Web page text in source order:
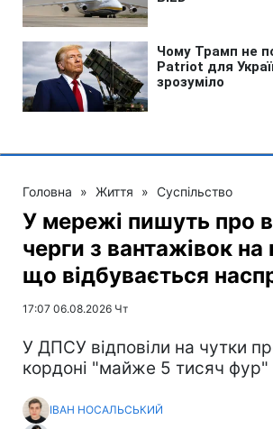
Головна » Життя » Суспільство
У мережі пишуть про
черги з вантажівок на
що відбувається
17:07 06.08.2026 Чт
У ДПСУ відповіли на чутки
кордоні "майже 5 тисяч фур"
ІВАН НОСАЛЬСЬКИЙ